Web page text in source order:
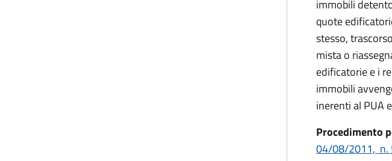
immobili
quote
stesso,
mista o
edificatorie e i
immobili
inerenti al PUA
Procedimento
04/08/2011, n.